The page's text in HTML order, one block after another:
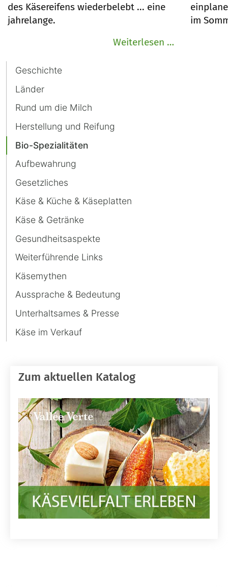
des Käsereifens wiederbelebt ... eine
jahrelange.
Weiterlesen …Video
im
Navigation
Geschichte
Länder
Rund um die Milch
Herstellung und Reifung
Bio-Spezialitäten
Aufbewahrung
Gesetzliches
Käse & Küche & Käseplatten
Käse & Getränke
Gesundheitsaspekte
Weiterführende Links
Käsemythen
Aussprache & Bedeutung
Unterhaltsames & Presse
Käse im Verkauf
Zum aktuellen Katalog